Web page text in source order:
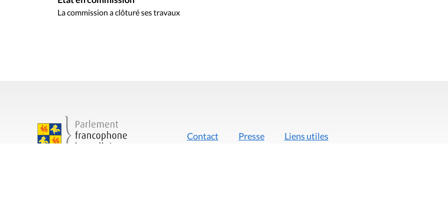
La commission a clôturé ses travaux
Contact Presse Liens utiles